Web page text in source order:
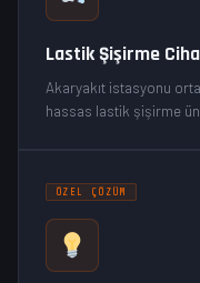
Lastik Şişirme
Akaryakıt istasyonu
hassas lastik şişirme
ÖZEL ÇÖZÜM